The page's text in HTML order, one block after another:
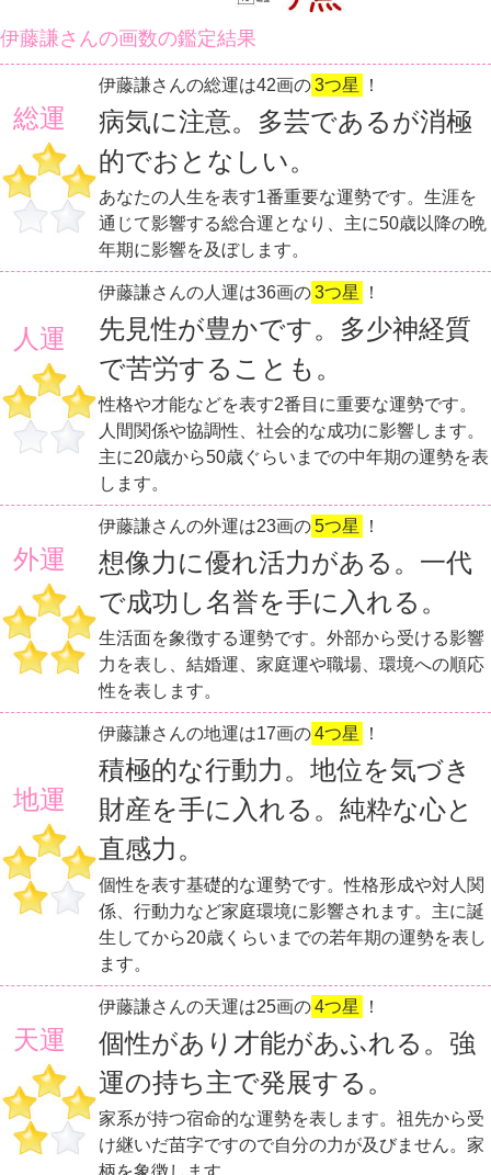
伊藤謙さんの画数の鑑定結果
総運
伊藤謙さんの総運は42画の3つ星 ！
病気に注意。多芸であるが消極
的でおとなしい。
あなたの人生を表す1番重要な運勢です。生涯を
通じて影響する総合運となり、主に50歳以降の晩
年期に影響を及ぼします。
人運
伊藤謙さんの人運は36画の3つ星 ！
先見性が豊かです。多少神経質
で苦労することも。
性格や才能などを表す2番目に重要な運勢です。
人間関係や協調性、社会的な成功に影響します。
主に20歳から50歳ぐらいまでの中年期の運勢を表
します。
外運
伊藤謙さんの外運は23画の5つ星 ！
想像力に優れ活力がある。一代
で成功し名誉を手に入れる。
生活面を象徴する運勢です。外部から受ける影響
力を表し、結婚運、家庭運や職場、環境への順応
性を表します。
地運
伊藤謙さんの地運は17画の4つ星 ！
積極的な行動力。地位を気づき
財産を手に入れる。純粋な心と
直感力。
個性を表す基礎的な運勢です。性格形成や対人関
係、行動力など家庭環境に影響されます。主に誕
生してから20歳くらいまでの若年期の運勢を表し
ます。
天運
伊藤謙さんの天運は25画の4つ星 ！
個性があり才能があふれる。強
運の持ち主で発展する。
家系が持つ宿命的な運勢を表します。祖先から受
け継いだ苗字ですので自分の力が及びません。家
柄を象徴します。